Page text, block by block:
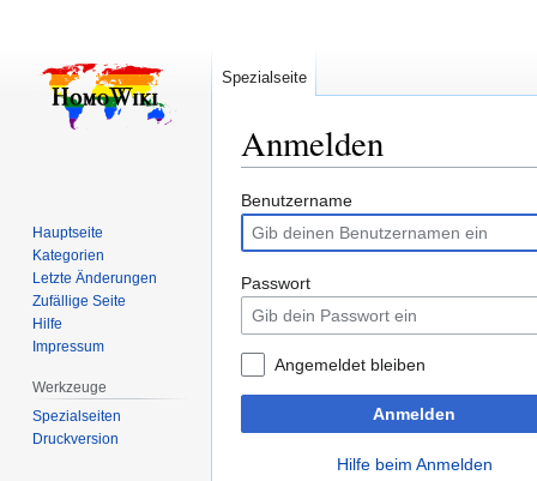
Anmelden
Zur
Navigation
springen
Zur
Suche
springen
Benutzername
Passwort
Angemeldet bleiben
Anmelden
Hilfe beim Anmelden
Spezialseite
Hauptseite
Kategorien
Letzte Änderungen
Zufällige Seite
Hilfe
Impressum
Werkzeuge
Spezialseiten
Druckversion